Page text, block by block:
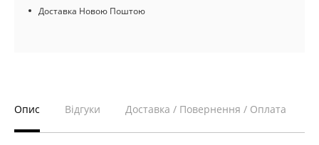
Доставка Новою Поштою
Опис Відгуки Доставка / Повернення / Оплата